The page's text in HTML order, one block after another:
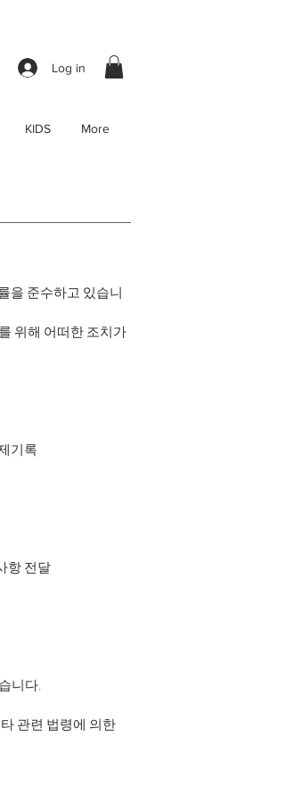
Log in
KIDS More
을 준수하고 있습니
위해 어떠한 조치가
기록
항 전달
니다.
관련 법령에 의한